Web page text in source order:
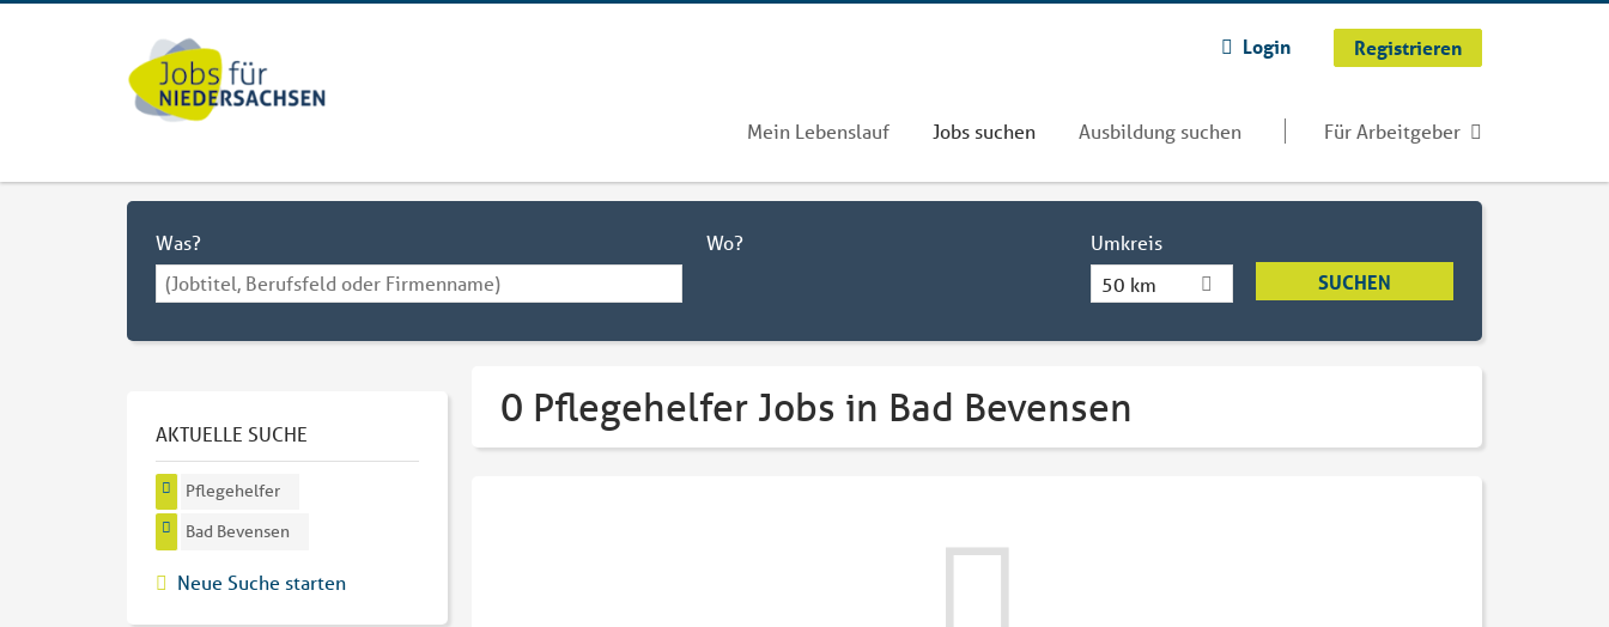
Login Registrieren
Mein Lebenslauf Jobs suchen Ausbildung suchen Für Arbeitgeber
Was? Wo?
Umkreis
50 km
0 Pflegehelfer Jobs in Bad Bevensen
AKTUELLE SUCHE
Pflegehelfer
Bad Bevensen
Neue Suche starten